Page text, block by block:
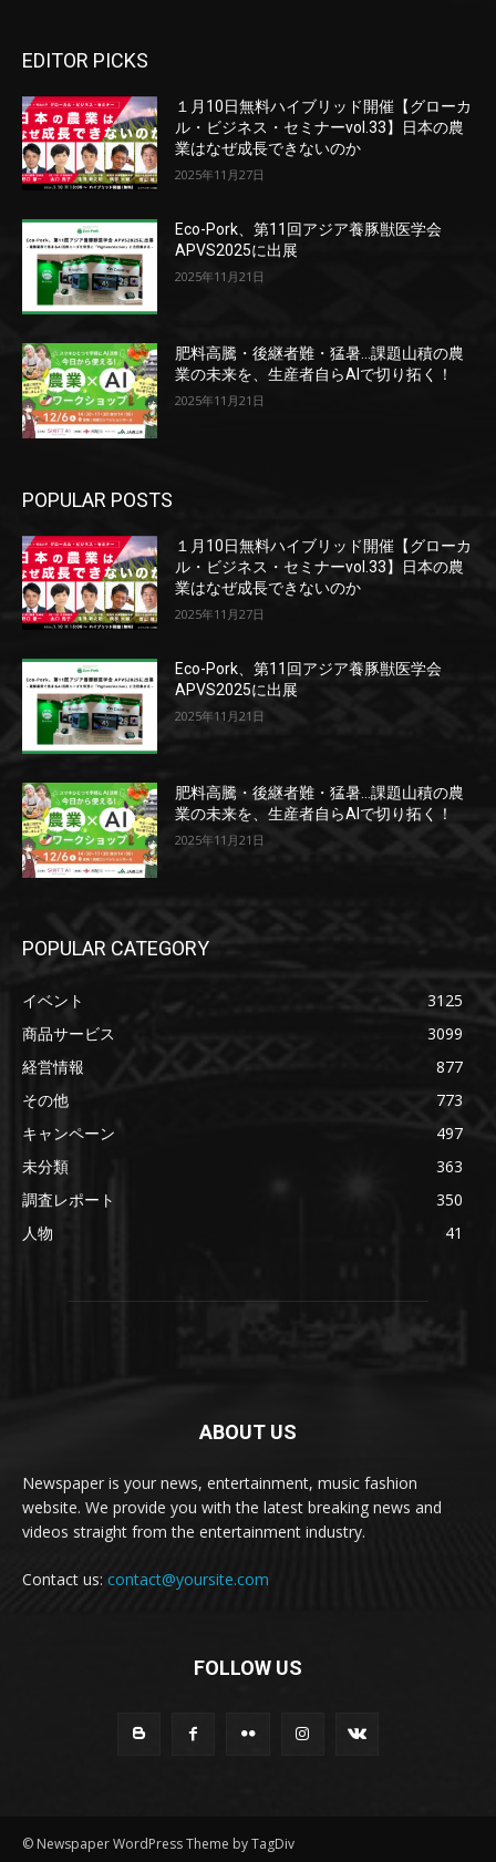
EDITOR PICKS
１月10日無料ハイブリッド開催【グローカ
ル・ビジネス・セミナーvol.33】日本の農
業はなぜ成長できないのか
2025年11月27日
Eco-Pork、第11回アジア養豚獣医学会
APVS2025に出展
2025年11月21日
肥料高騰・後継者難・猛暑…課題山積の農
業の未来を、生産者自らAIで切り拓く！
2025年11月21日
POPULAR POSTS
１月10日無料ハイブリッド開催【グローカ
ル・ビジネス・セミナーvol.33】日本の農
業はなぜ成長できないのか
2025年11月27日
Eco-Pork、第11回アジア養豚獣医学会
APVS2025に出展
2025年11月21日
肥料高騰・後継者難・猛暑…課題山積の農
業の未来を、生産者自らAIで切り拓く！
2025年11月21日
POPULAR CATEGORY
イベント
3125
商品サービス
3099
経営情報
877
その他
773
キャンペーン
497
未分類
363
調査レポート
350
人物
41
ABOUT US
Newspaper is your news, entertainment, music fashion
website. We provide you with the latest breaking news and
videos straight from the entertainment industry.
Contact us: contact@yoursite.com
FOLLOW US
© Newspaper WordPress Theme by TagDiv